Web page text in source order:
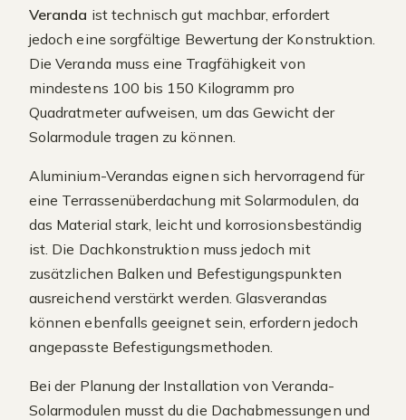
Veranda ist technisch gut machbar, erfordert
jedoch eine sorgfältige Bewertung der Konstruktion.
Die Veranda muss eine Tragfähigkeit von
mindestens 100 bis 150 Kilogramm pro
Quadratmeter aufweisen, um das Gewicht der
Solarmodule tragen zu können.
Aluminium-Verandas eignen sich hervorragend für
eine Terrassenüberdachung mit Solarmodulen, da
das Material stark, leicht und korrosionsbeständig
ist. Die Dachkonstruktion muss jedoch mit
zusätzlichen Balken und Befestigungspunkten
ausreichend verstärkt werden. Glasverandas
können ebenfalls geeignet sein, erfordern jedoch
angepasste Befestigungsmethoden.
Bei der Planung der Installation von Veranda-
Solarmodulen musst du die Dachabmessungen und